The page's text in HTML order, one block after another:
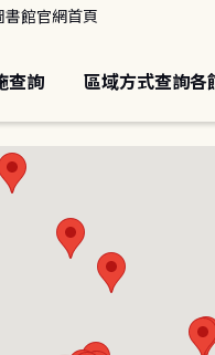
書館官網首頁
查詢 區域方式查詢各